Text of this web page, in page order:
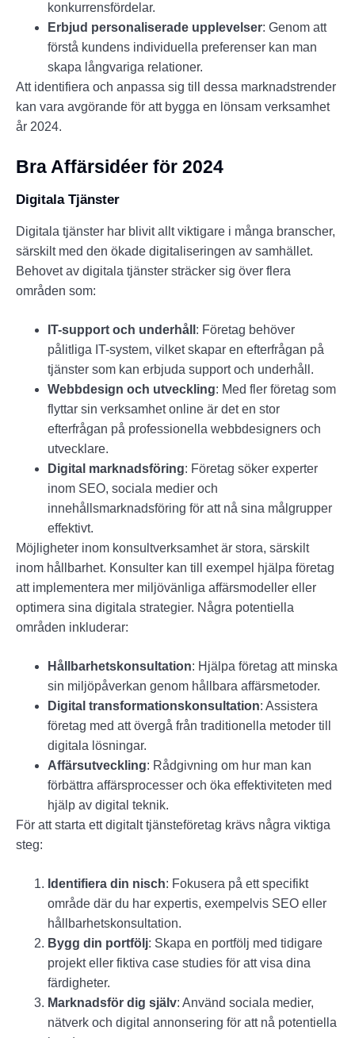
konkurrensfördelar.
Erbjud personaliserade upplevelser: Genom att
förstå kundens individuella preferenser kan man
skapa långvariga relationer.
Att identifiera och anpassa sig till dessa marknadstrender
kan vara avgörande för att bygga en lönsam verksamhet
år 2024.
Bra Affärsidéer för 2024
Digitala Tjänster
Digitala tjänster har blivit allt viktigare i många branscher,
särskilt med den ökade digitaliseringen av samhället.
Behovet av digitala tjänster sträcker sig över flera
områden som:
IT-support och underhåll : Företag behöver
pålitliga IT-system, vilket skapar en efterfrågan på
tjänster som kan erbjuda support och underhåll.
Webbdesign och utveckling: Med fler företag som
flyttar sin verksamhet online är det en stor
efterfrågan på professionella webbdesigners och
utvecklare.
Digital marknadsföring: Företag söker experter
inom SEO, sociala medier och
innehållsmarknadsföring för att nå sina målgrupper
effektivt.
Möjligheter inom konsultverksamhet är stora, särskilt
inom hållbarhet. Konsulter kan till exempel hjälpa företag
att implementera mer miljövänliga affärsmodeller eller
optimera sina digitala strategier. Några potentiella
områden inkluderar:
Hållbarhetskonsultation: Hjälpa företag att minska
sin miljöpåverkan genom hållbara affärsmetoder.
Digital transformationskonsultation: Assistera
företag med att övergå från traditionella metoder till
digitala lösningar.
Affärsutveckling: Rådgivning om hur man kan
förbättra affärsprocesser och öka effektiviteten med
hjälp av digital teknik.
För att starta ett digitalt tjänsteföretag krävs några viktiga
steg:
Identifiera din nisch: Fokusera på ett specifikt
område där du har expertis, exempelvis SEO eller
hållbarhetskonsultation.
Bygg din portfölj: Skapa en portfölj med tidigare
projekt eller fiktiva case studies för att visa dina
färdigheter.
Marknadsför dig själv: Använd sociala medier,
nätverk och digital annonsering för att nå potentiella